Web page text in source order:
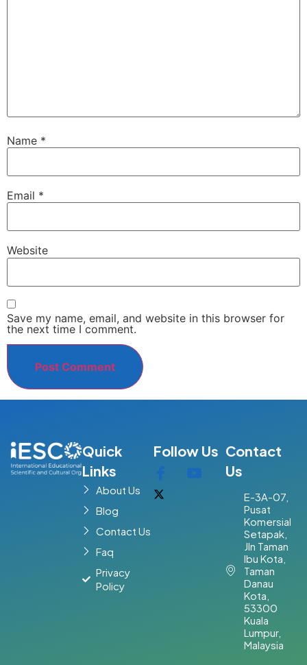
Name *
Email *
Website
Save my name, email, and website in this browser for
the next time I comment.
Quick
Links
About Us
Blog
Contact Us
Faq
Privacy
Policy
Follow Us Contact
Us
E-3A-07,
Pusat
Komersial
Setapak,
Jln Taman
Ibu Kota,
Taman
Danau
Kota,
53300
Kuala
Lumpur,
Malaysia​